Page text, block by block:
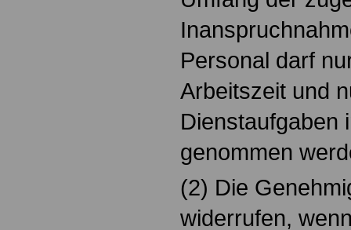
Personal darf
Arbeitszeit und
Dienstaufgaben
genommen
(2) Die
widerrufen,